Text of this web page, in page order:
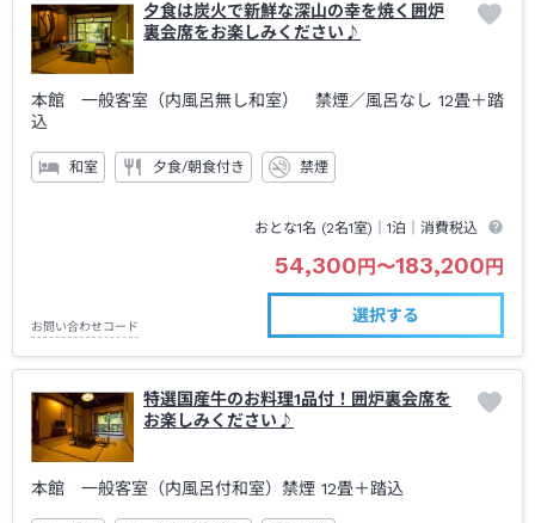
夕食は炭火で新鮮な深山の幸を焼く囲炉
裏会席をお楽しみください♪
本館 一般客室（内風呂無し和室） 禁煙／風呂なし 12畳＋踏
込
和室 夕食/朝食付き 禁煙
おとな1名 (2名1室)｜1泊 ｜消費税込
54,300円〜183,200円
お問い合わせコード
選択する
特選国産牛のお料理1品付！囲炉裏会席を
お楽しみください♪
本館 一般客室（内風呂付和室）禁煙 12畳＋踏込